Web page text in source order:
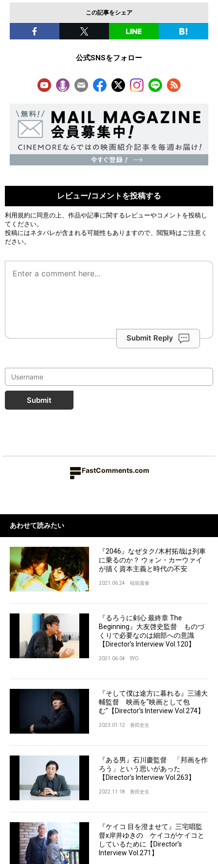
この記事をシェア
公式SNSをフォロー
レビュー/コメントを投稿する
利用規約に同意の上、作品や記事に関するレビューやコメントを投稿し
てください。
投稿にはネタバレが含まれる可能性もありますので、閲覧時はご注意く
ださい。
Submit Reply
Submit
FastComments.com
あわせて読みたい
『2046』なぜタク/木村拓哉は列車
に乗るのか？ ウォン・カーウァイ
が描く資本主義と時代の不安
2021.06.24 稲垣貴俊
『るろうに剣心 最終章 The
Beginning』大友啓史監督 ものづ
くりで必要なのは細部への意識
【Director’s Interview Vol.120】
2021.06.04 SYO
『そして僕は途方に暮れる』三浦大
輔監督 映画を"映画として包
む"【Director’s Interview Vol.274】
2023.01.12 香田史生
『ある男』石川慶監督 「邦画を作
ろう」という思いがあった
【Director’s Interview Vol.263】
2022.11.18 香田史生
『ケイコ 目を澄ませて』三宅唱監
督x岸井ゆきの ケイコがケイコと
しているために【Director’s
Interview Vol.271】